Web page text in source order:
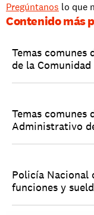
Pregúntanos lo que
Contenido más
Temas
de la
Temas
Administrativo
Policía Nacional
funciones y